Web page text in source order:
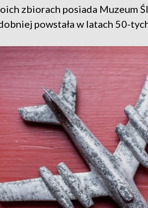
zbiorach posiada Muzeum
powstała w latach 50-